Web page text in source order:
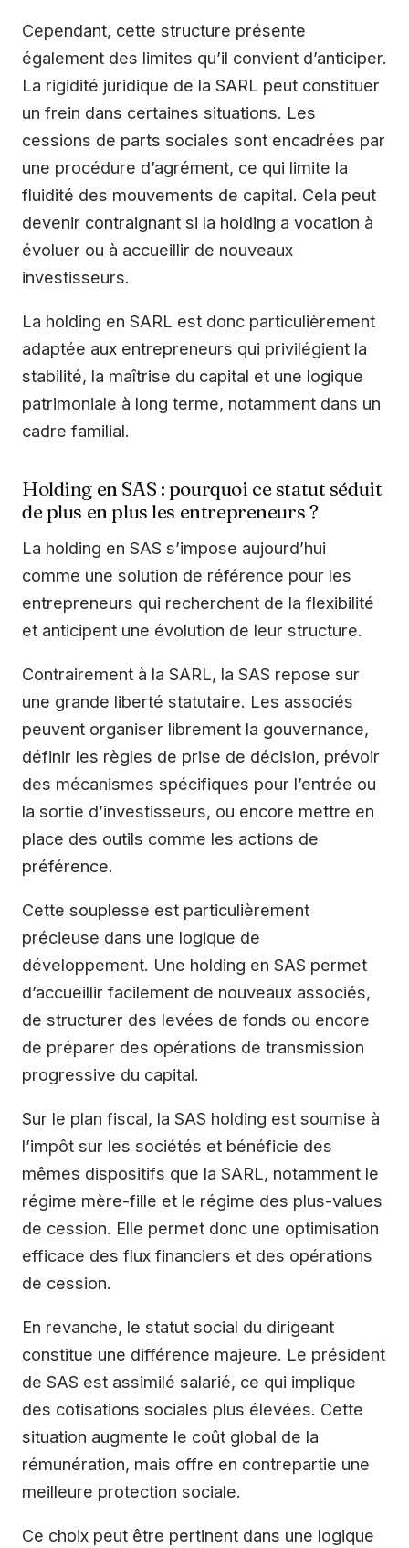
Cependant, cette structure présente
également des limites qu’il convient d’anticiper.
La rigidité juridique de la SARL peut constituer
un frein dans certaines situations. Les
cessions de parts sociales sont encadrées par
une procédure d’agrément, ce qui limite la
fluidité des mouvements de capital. Cela peut
devenir contraignant si la holding a vocation à
évoluer ou à accueillir de nouveaux
investisseurs.
La holding en SARL est donc particulièrement
adaptée aux entrepreneurs qui privilégient la
stabilité, la maîtrise du capital et une logique
patrimoniale à long terme, notamment dans un
cadre familial.
Holding en SAS : pourquoi ce statut séduit
de plus en plus les entrepreneurs ?
La holding en SAS s’impose aujourd’hui
comme une solution de référence pour les
entrepreneurs qui recherchent de la flexibilité
et anticipent une évolution de leur structure.
Contrairement à la SARL, la SAS repose sur
une grande liberté statutaire. Les associés
peuvent organiser librement la gouvernance,
définir les règles de prise de décision, prévoir
des mécanismes spécifiques pour l’entrée ou
la sortie d’investisseurs, ou encore mettre en
place des outils comme les actions de
préférence.
Cette souplesse est particulièrement
précieuse dans une logique de
développement. Une holding en SAS permet
d’accueillir facilement de nouveaux associés,
de structurer des levées de fonds ou encore
de préparer des opérations de transmission
progressive du capital.
Sur le plan fiscal, la SAS holding est soumise à
l’impôt sur les sociétés et bénéficie des
mêmes dispositifs que la SARL, notamment le
régime mère-fille et le régime des plus-values
de cession. Elle permet donc une optimisation
efficace des flux financiers et des opérations
de cession.
En revanche, le statut social du dirigeant
constitue une différence majeure. Le président
de SAS est assimilé salarié, ce qui implique
des cotisations sociales plus élevées. Cette
situation augmente le coût global de la
rémunération, mais offre en contrepartie une
meilleure protection sociale.
Ce choix peut être pertinent dans une logique